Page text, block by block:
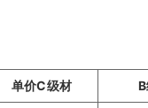
单价C级材